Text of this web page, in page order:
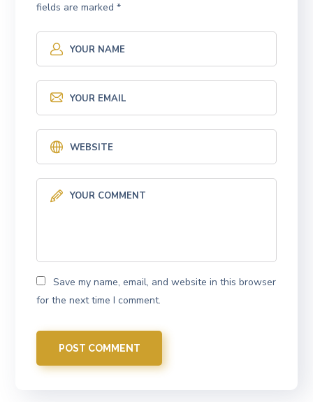
fields are marked*
Save my name, email, and website in this browser
for the next time I comment.